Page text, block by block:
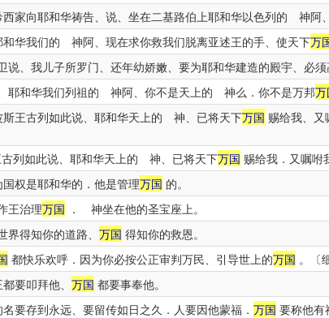
西家向耶和华祷告、说、坐在二基路伯上耶和华以色列的 神阿
和华我们的 神阿、现在求你救我们脱离亚述王的手、使天下万
说、我儿子所罗门、还年幼娇嫩、要为耶和华建造的殿宇、必
耶和华我们列祖的 神阿、你不是天上的 神么．你不是万邦万
斯王古列如此说、耶和华天上的 神、已将天下万国 赐给我、
列如此说、耶和华天上的 神、已将天下万国 赐给我．又嘱咐
国权是耶和华的．他是管理万国 的。
治理万国 ． 神坐在他的圣宝座上。
界得知你的道路、 万国 得知你的救恩。
都快乐欢呼．因为你必按公正审判万民、引导世上的万国 。〔
要叩拜他、 万国 都要事奉他。
要存到永远、要留传如日之久．人要因他蒙福． 万国 要称他有